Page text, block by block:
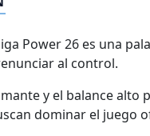
Power 26 es una
al control.
y el balance alto
dominar el juego